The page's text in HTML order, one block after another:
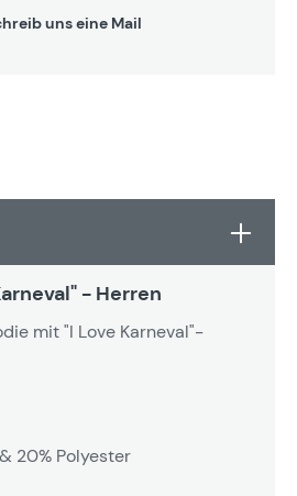
uns eine Mail
- Herren
mit "I Love Karneval"-
20% Polyester